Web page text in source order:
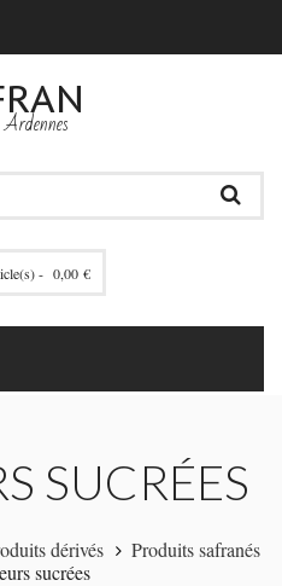
- 0,00 €
SUCRÉES
dérivés
Produits safranés
sucrées